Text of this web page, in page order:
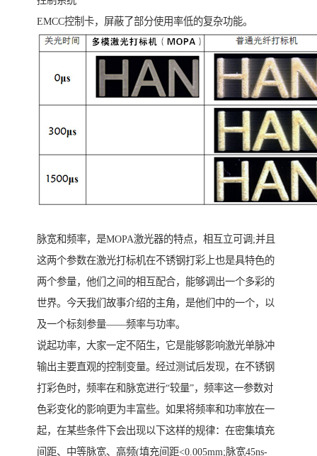
EMCC控制卡，屏蔽了部分使用率低的复杂功能。
脉宽和频率，是MOPA激光器的特点，相互立可调;并且
这两个参数在激光打标机在不锈钢打彩上也是具特色的
两个参量，他们之间的相互配合，能够调出一个多彩的
世界。今天我们故事介绍的主角，是他们中的一个，以
及一个标刻参量——频率与功率。
说起功率，大家一定不陌生，它是能够影响激光单脉冲
输出主要直观的控制变量。经过测试后发现，在不锈钢
打彩色时，频率在和脉宽进行“较量”，频率这一参数对
色彩变化的影响更为丰富些。如果将频率和功率放在一
起，在某些条件下会出现以下这样的规律：在密集填充
间距、中等脉宽、高频(填充间距<0.005mm;脉宽45ns-